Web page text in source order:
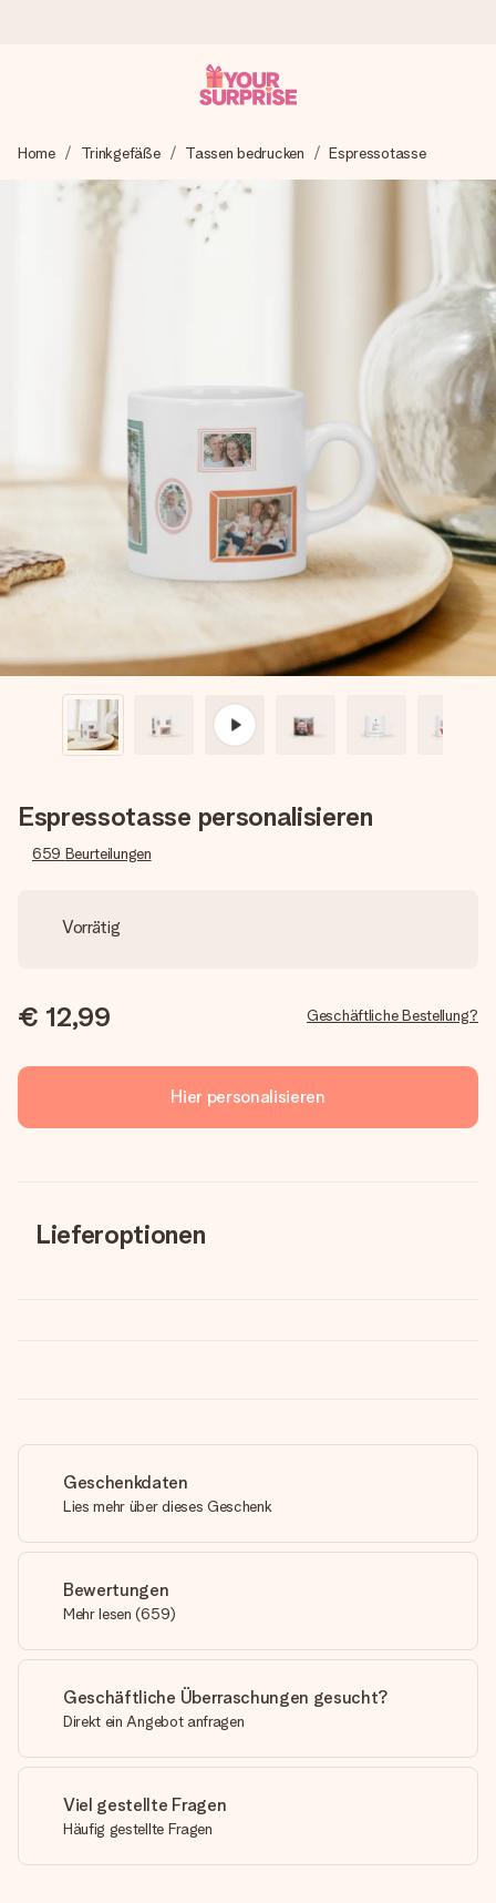
Wir bereiten dein Geschenk sorgfältig vor und schicken es
blitzschnell – damit du es genau zum richtigen Zeitpunkt
überreichen kannst, wenn es am meisten zählt.
4,8 (basierend auf +15.000 Bewertungen)
Unsere Geschenke begeistern. Kunden bewerten uns mit
4,8 bei Google Reviews (Gesamtergebnis aller Länder, in
Mit Liebe gemacht, im Handumdrehen
Erstelle etwas Einzigartiges in wenigen Schritten – mit
ihrem Namen, deinem Foto oder einer Nachricht von
Herzen. Kein Stress, nur pure Liebe für den perfekten
Moment.
Home Trinkgefäße Tassen bedrucken Espressotasse
Espressotasse personalisieren
659 Beurteilungen
Vorrätig
€ 12,99 Geschäftliche Bestellung?
Hier personalisieren
Lieferoptionen
Geschenkdaten
Lies mehr über dieses Geschenk
Bewertungen
Mehr lesen (659)
Geschäftliche Überraschungen gesucht?
Direkt ein Angebot anfragen
Viel gestellte Fragen
Häufig gestellte Fragen